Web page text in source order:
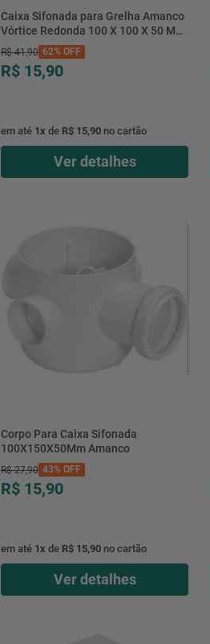
Caixa Sifonada para Grelha Amanco
Vórtice Redonda 100 X 100 X 50 MM
Branco
R$ 41,90 62%OFF
R$ 15,90
em até 1x de R$ 15,90no cartão
Ver detalhes
Corpo Para Caixa Sifonada
100X150X50Mm Amanco
R$ 27,90 43%OFF
R$ 15,90
em até 1x de R$ 15,90no cartão
Ver detalhes